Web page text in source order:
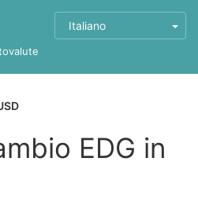
Italiano
EDG in